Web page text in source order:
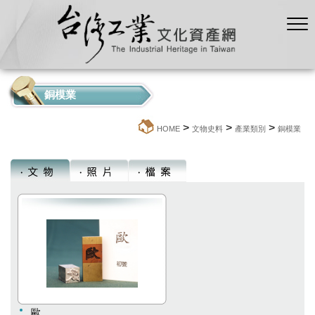
銅模業
HOME > 文物史料 > 產業類別 > 銅模業
歐